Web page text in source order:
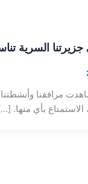
السرية
مرافقنا وأنشطتنا
الاستمتاع بأي منها. [...]